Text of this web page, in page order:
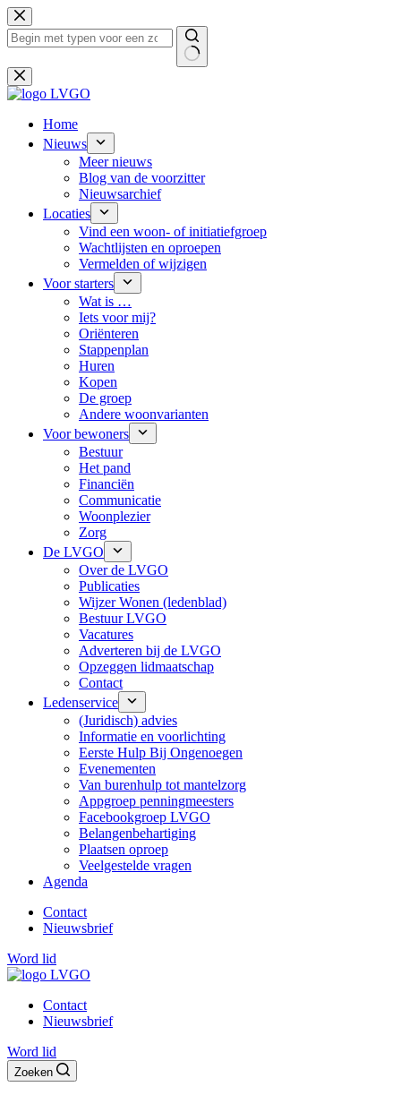
Ga
naar
de
Geen
resultaten
Home
Nieuws
Meer nieuws
Blog van de voorzitter
Nieuwsarchief
Locaties
Vind een woon- of initiatiefgroep
Wachtlijsten en oproepen
Vermelden of wijzigen
Voor starters
Wat is …
Iets voor mij?
Oriënteren
Stappenplan
Huren
Kopen
De groep
Andere woonvarianten
Voor bewoners
Bestuur
Het pand
Financiën
Communicatie
Woonplezier
Zorg
De LVGO
Over de LVGO
Publicaties
Wijzer Wonen (ledenblad)
Bestuur LVGO
Vacatures
Adverteren bij de LVGO
Opzeggen lidmaatschap
Contact
Ledenservice
(Juridisch) advies
Informatie en voorlichting
Eerste Hulp Bij Ongenoegen
Evenementen
Van burenhulp tot mantelzorg
Appgroep penningmeesters
Facebookgroep LVGO
Belangenbehartiging
Plaatsen oproep
Veelgestelde vragen
Agenda
Contact
Nieuwsbrief
Word lid
Contact
Nieuwsbrief
Word lid
Zoeken